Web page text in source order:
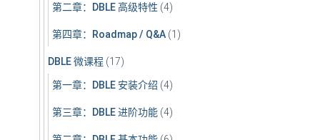
第二章：DBLE 高级特性 (4)
第四章：Roadmap / Q&A (1)
DBLE 微课程 (17)
第一章：DBLE 安装介绍 (4)
第三章：DBLE 进阶功能 (4)